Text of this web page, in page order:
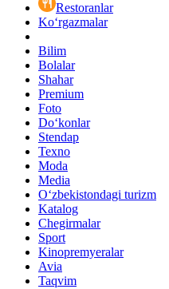
Restoranlar
Ko‘rgazmalar
Bilim
Bolalar
Shahar
Premium
Foto
Do‘konlar
Stendap
Texno
Moda
Media
O‘zbekistondagi turizm
Katalog
Chegirmalar
Sport
Kinopremyeralar
Avia
Taqvim